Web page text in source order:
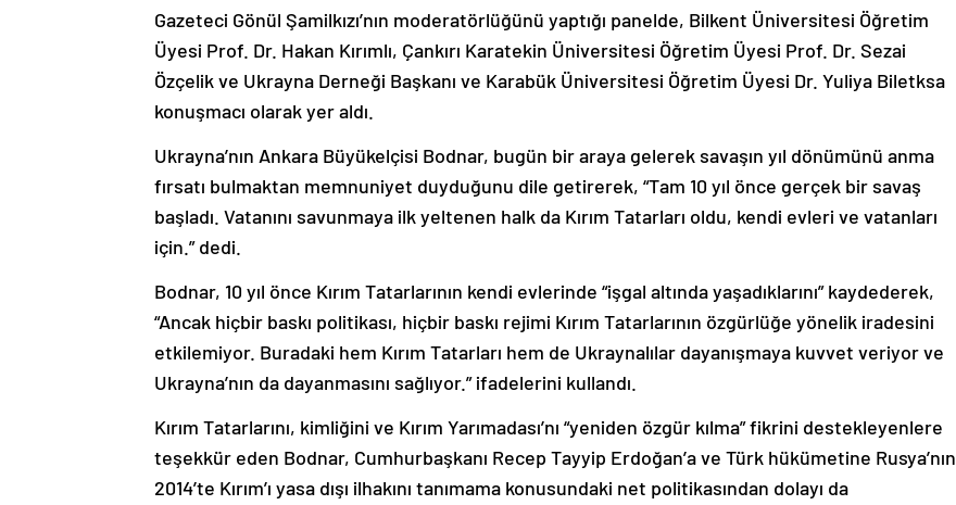
Gazeteci Gönül Şamilkızı’nın moderatörlüğünü yaptığı panelde, Bilkent Üniversitesi Öğretim
Üyesi Prof. Dr. Hakan Kırımlı, Çankırı Karatekin Üniversitesi Öğretim Üyesi Prof. Dr. Sezai
Özçelik ve Ukrayna Derneği Başkanı ve Karabük Üniversitesi Öğretim Üyesi Dr. Yuliya Biletksa
konuşmacı olarak yer aldı.
Ukrayna’nın Ankara Büyükelçisi Bodnar, bugün bir araya gelerek savaşın yıl dönümünü anma
fırsatı bulmaktan memnuniyet duyduğunu dile getirerek, “Tam 10 yıl önce gerçek bir savaş
başladı. Vatanını savunmaya ilk yeltenen halk da Kırım Tatarları oldu, kendi evleri ve vatanları
için.” dedi.
Bodnar, 10 yıl önce Kırım Tatarlarının kendi evlerinde “işgal altında yaşadıklarını” kaydederek,
“Ancak hiçbir baskı politikası, hiçbir baskı rejimi Kırım Tatarlarının özgürlüğe yönelik iradesini
etkilemiyor. Buradaki hem Kırım Tatarları hem de Ukraynalılar dayanışmaya kuvvet veriyor ve
Ukrayna’nın da dayanmasını sağlıyor.” ifadelerini kullandı.
Kırım Tatarlarını, kimliğini ve Kırım Yarımadası’nı “yeniden özgür kılma” fikrini destekleyenlere
teşekkür eden Bodnar, Cumhurbaşkanı Recep Tayyip Erdoğan’a ve Türk hükümetine Rusya’nın
2014’te Kırım’ı yasa dışı ilhakını tanımama konusundaki net politikasından dolayı da